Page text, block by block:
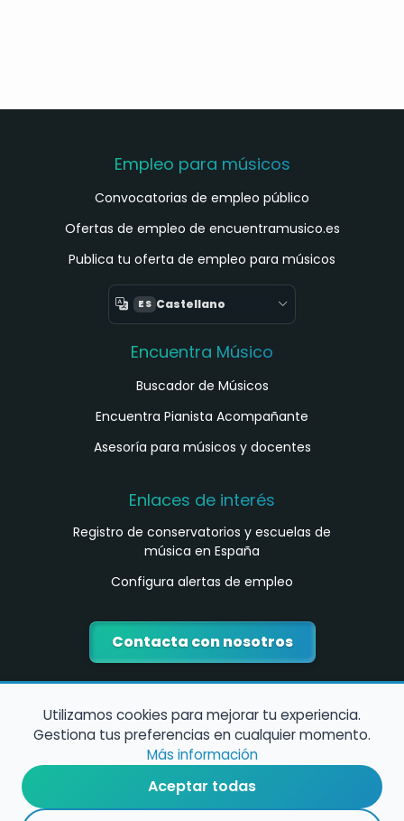
Empleo para músicos
Convocatorias de empleo público
Ofertas de empleo de encuentramusico.es
Publica tu oferta de empleo para músicos
ES Castellano
Encuentra Músico
Buscador de Músicos
Encuentra Pianista Acompañante
Asesoría para músicos y docentes
Enlaces de interés
Registro de conservatorios y escuelas de
música en España
Configura alertas de empleo
Contacta con nosotros
Política de Cookies
Utilizamos cookies para mejorar tu experiencia.
Gestiona tus preferencias en cualquier momento.
Más información
Aceptar todas